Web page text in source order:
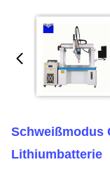
Schweißmodus
Lithiumbatterie